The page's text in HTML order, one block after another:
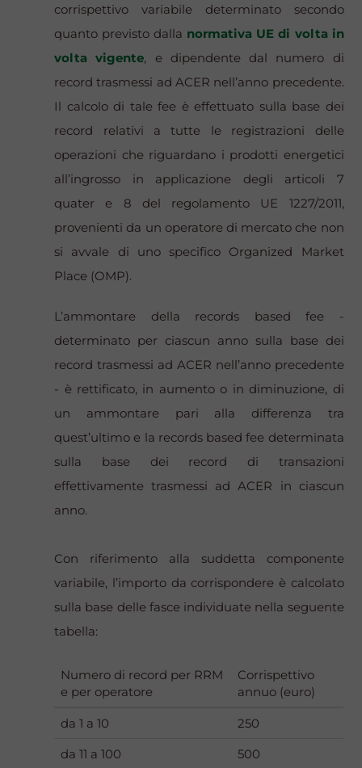
corrispettivo variabile determinato secondo
quanto previsto dalla normativa UE di volta in
volta vigente, e dipendente dal numero di
record trasmessi ad ACER nell’anno precedente.
Il calcolo di talefee è effettuato sulla base dei
record relativi a tutte le registrazioni delle
operazioni che riguardano i prodotti energetici
all’ingrosso in applicazione degli articoli 7
quater e 8 del regolamento UE 1227/2011,
provenienti da un operatore di mercato che non
si avvale di uno specifico Organized Market
Place (OMP).
L’ammontare della records based fee -
determinato per ciascun anno sulla base dei
record trasmessi ad ACER nell’anno precedente
- è rettificato, in aumento o in diminuzione, di
un ammontare pari alla differenza tra
quest’ultimo e la records based fee determinata
sulla base dei record di transazioni
effettivamente trasmessi ad ACER in ciascun
anno.
Con riferimento alla suddetta componente
variabile, l’importo da corrispondere è calcolato
sulla base delle fasce individuate nella seguente
tabella:
Numero di record per RRM
e per operatore
Corrispettivo
annuo (euro)
da 1 a 10
250
da 11 a 100
500